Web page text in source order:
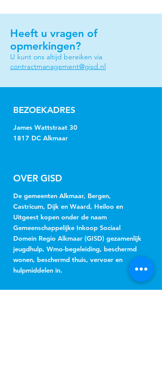
Heeft u vragen of
opmerkingen?
U kunt ons altijd bereiken via
contractmanagement@gisd.nl
BEZOEKADRES
James Wattstraat 30
1817 DC Alkmaar
OVER GISD
De gemeenten Alkmaar, Bergen,
Castricum, Dijk en Waard, Heiloo en
Uitgeest kopen onder de naam
Gemeenschappelijke Inkoop Sociaal
Domein Regio Alkmaar (GISD) gezamenlijk
jeugdhulp, Wmo-begeleiding, beschermd
wonen, beschermd thuis, vervoer en
hulpmiddelen in.